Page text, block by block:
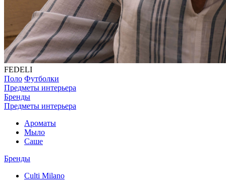
FEDELI
Поло Футболки
Предметы интерьера
Бренды
Предметы интерьера
Ароматы
Мыло
Саше
Бренды
Culti Milano